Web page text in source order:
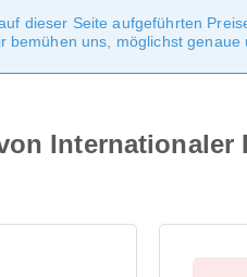
dieser Seite aufgeführten
bemühen uns, möglichst genaue